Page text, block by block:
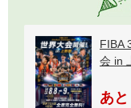
FIBA
会 in
あと